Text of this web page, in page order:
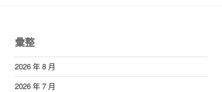
彙整
2026 年 8 月
2026 年 7 月